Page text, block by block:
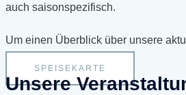
auch saisonspezifisch.
Um einen Überblick über unsere
SPEISEKARTE
Unsere